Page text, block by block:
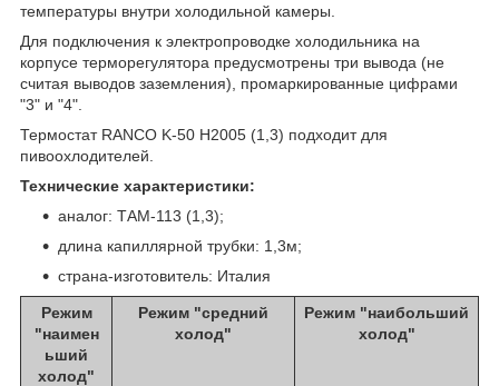
температуры внутри холодильной камеры.
Для подключения к электропроводке холодильника на
корпусе терморегулятора предусмотрены три вывода (не
считая выводов заземления), промаркированные цифрами
"3" и "4".
Термостат RANCO K-50 H2005 (1,3) подходит для
пивоохлодителей.
Технические характеристики:
аналог: ТАМ-113 (1,3);
длина капиллярной трубки: 1,3м;
страна-изготовитель: Италия
Режим
"наимен
ь­ший
холод"
Режим "средний
холод"
Режим "наибольший
холод"